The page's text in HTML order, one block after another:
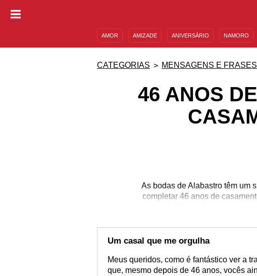
AMOR AMIZADE ANIVERSÁRIO NAMORO
CATEGORIAS MENSAGENS E FRASES
46 ANOS
As bodas de Alabastro têm um
completar 46 anos de
porque é difícil, hoje em dia,
passar em branco! Compartilhe
feita com todo o carinho e
Um casal que me orgulha
Meus queridos, como é fantástico ver a
que, mesmo depois de 46 anos, vocês